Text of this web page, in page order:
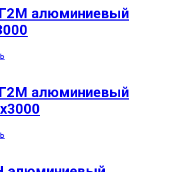
алюминиевый
алюминиевый